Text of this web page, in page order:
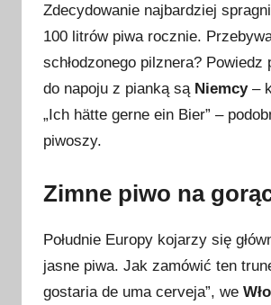
Zdecydowanie najbardziej
100 litrów piwa rocznie.
schłodzonego pilznera?
do napoju z pianką są Niemcy–
„Ich hätte gerne ein Bier” –
piwoszy.
Zimne piwo na
Południe Europy kojarzy się
jasne piwa. Jak zamówić ten
gostaria de uma cerveja”, we